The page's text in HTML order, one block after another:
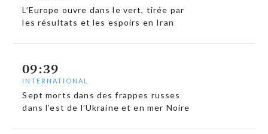
L’Europe ouvre dans le vert, tirée par
les résultats et les espoirs en Iran
09:39
INTERNATIONAL
Sept morts dans des frappes russes
dans l’est de l’Ukraine et en mer Noire